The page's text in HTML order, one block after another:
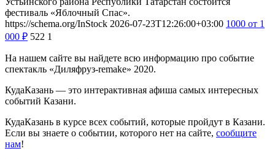
фестиваль «Яблочный Спас».
https://schema.org/InStock 2026-07-23T12:26:00+03:00 1000 от 1
000 ₽ 522 1
На нашем сайте вы найдете всю информацию про событие
спектакль «Диляфруз-remake» 2020.
КудаКазань — это интерактивная афиша самых интересных
событий Казани.
КудаКазань в курсе всех событий, которые пройдут в Казани.
Если вы знаете о событии, которого нет на сайте, сообщите
нам!